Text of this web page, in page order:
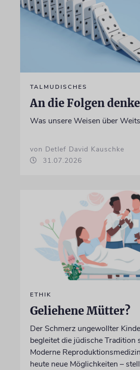
TALMUDISCHES
An die Folgen
Was unsere Weisen über
von Detlef David Kauschke
31.07.2026
ETHIK
Geliehene Mütter?
Der Schmerz ungewollter
begleitet die jüdische Tradition
Moderne
heute neue Möglichkeiten –